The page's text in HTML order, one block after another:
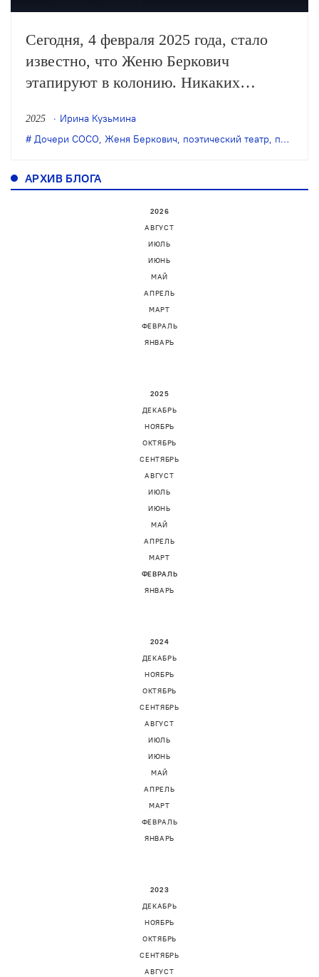
Сегодня, 4 февраля 2025 года, стало
известно, что Женю Беркович
этапируют в колонию. Никаких
Публикуем размышления Ирины
Кузьминой о последнем показе
пространстве «Внутри».
2025
Ирина Кузьмина
Дочери СОСО, Женя Беркович, поэтический театр, пространство "ВНУТРИ"
АРХИВ БЛОГА
2026
АВГУСТ
ИЮЛЬ
ИЮНЬ
МАЙ
АПРЕЛЬ
МАРТ
ФЕВРАЛЬ
ЯНВАРЬ
2025
ДЕКАБРЬ
НОЯБРЬ
ОКТЯБРЬ
СЕНТЯБРЬ
АВГУСТ
ИЮЛЬ
ИЮНЬ
МАЙ
АПРЕЛЬ
МАРТ
ФЕВРАЛЬ
ЯНВАРЬ
2024
ДЕКАБРЬ
НОЯБРЬ
ОКТЯБРЬ
СЕНТЯБРЬ
АВГУСТ
ИЮЛЬ
ИЮНЬ
МАЙ
АПРЕЛЬ
МАРТ
ФЕВРАЛЬ
ЯНВАРЬ
2023
ДЕКАБРЬ
НОЯБРЬ
ОКТЯБРЬ
СЕНТЯБРЬ
АВГУСТ